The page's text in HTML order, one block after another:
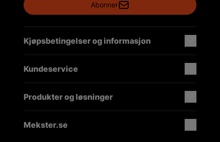
Abonner
Kjøpsbetingelser og informasjon
Kundeservice
Produkter og løsninger
Mekster.se